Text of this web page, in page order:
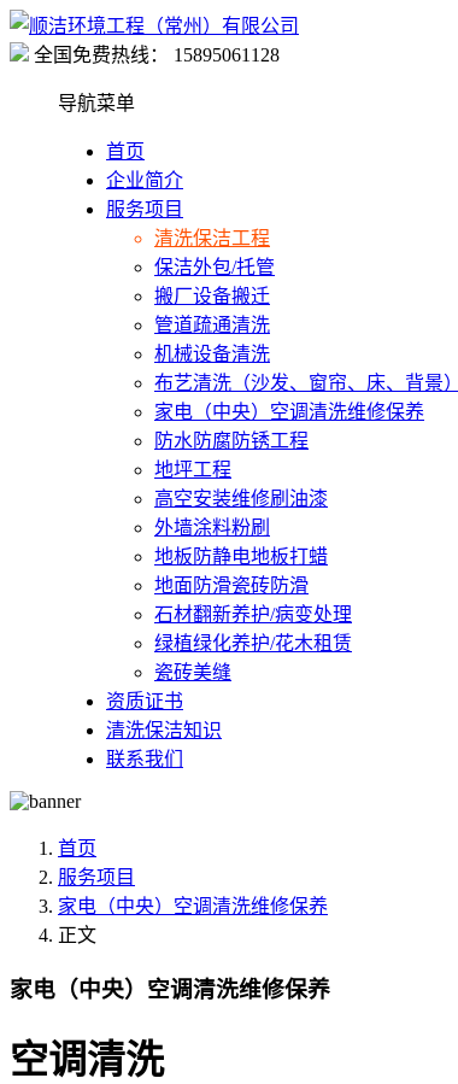
全国免费热线： 15895061128
导航菜单
首页
企业简介
服务项目
清洗保洁工程
保洁外包/托管
搬厂设备搬迁
管道疏通清洗
机械设备清洗
布艺清洗（沙发、窗帘、床、背景）
家电（中央）空调清洗维修保养
防水防腐防锈工程
地坪工程
高空安装维修刷油漆
外墙涂料粉刷
地板防静电地板打蜡
地面防滑瓷砖防滑
石材翻新养护/病变处理
绿植绿化养护/花木租赁
瓷砖美缝
资质证书
清洗保洁知识
联系我们
首页
服务项目
家电（中央）空调清洗维修保养
正文
家电（中央）空调清洗维修保养
空调清洗